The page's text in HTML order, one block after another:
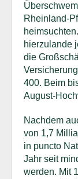
Rheinland-
hierzulande
die
400. Beim
August-
Nachdem
von 1,7
in puncto
Jahr seit
werden. Mit